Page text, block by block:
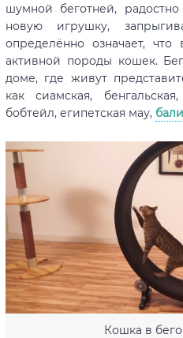
шумной беготней,
новую игрушку,
определённо означает,
активной породы кошек.
доме, где живут
как сиамская, бенгальская,
бобтейл, египетская мау,
Кошка в